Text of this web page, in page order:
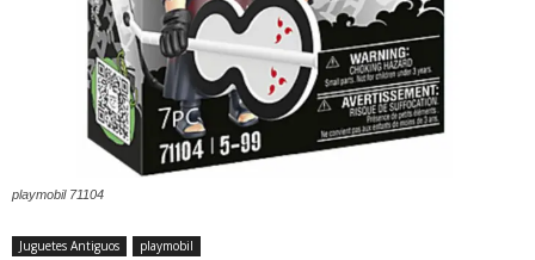
playmobil 71104
Juguetes Antiguos playmobil